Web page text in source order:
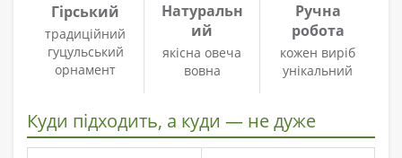
Гірський
традиційний
гуцульський
орнамент
Натуральн
ий
якісна овеча
вовна
Ручна
робота
кожен виріб
унікальний
Куди підходить, а куди — не дуже